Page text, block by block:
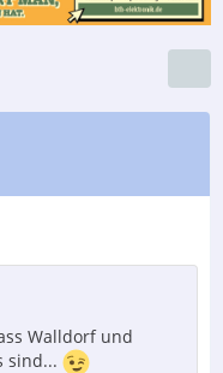
Walldorf und
sind...